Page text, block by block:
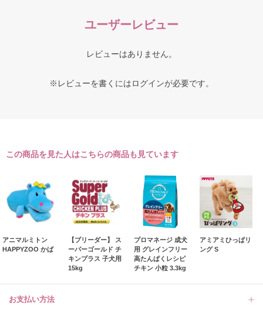
ユーザーレビュー
レビューはありません。
※レビューを書くにはログインが必要です。
この商品を見た人はこちらの商品も見ています
アニマルミトン
HAPPYZOO かば
【ブリーダー】 ス
ーパーゴールド チ
キンプラス 子犬用
15kg
プロマネージ 成犬
用 グレインフリー
高たんぱくレシピ
チキン 小粒 3.3kg
アミアミひっぱリ
ング S
お支払い方法